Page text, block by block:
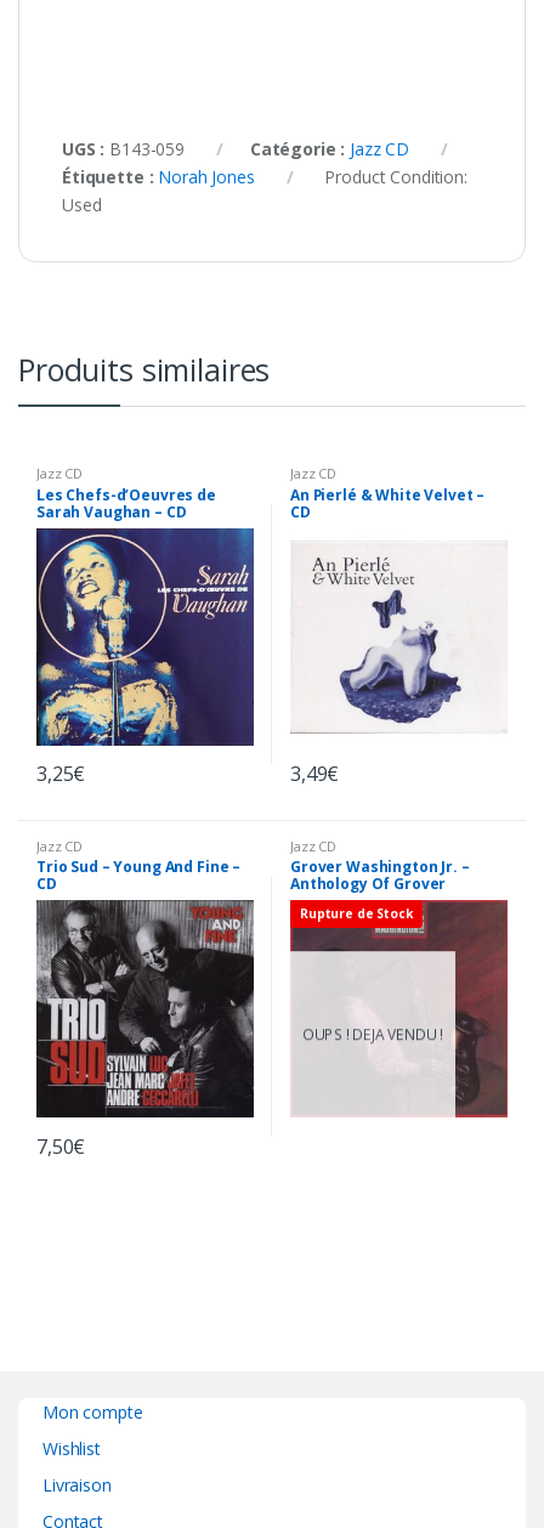
UGS : B143-059 Catégorie : Jazz CD
Étiquette : Norah Jones
Product Condition:
Used
Produits similaires
Jazz CD
Les Chefs-d’Oeuvres de
Sarah Vaughan – CD
3,25€
Jazz CD
An Pierlé & White Velvet –
CD
3,49€
Jazz CD
Trio Sud – Young And Fine –
CD
7,50€
Jazz CD
Grover Washington Jr. –
Anthology Of Grover
Washington Jr. – CD
Rupture de Stock
OUPS ! DEJA VENDU !
Mon compte
Wishlist
Livraison
Contact